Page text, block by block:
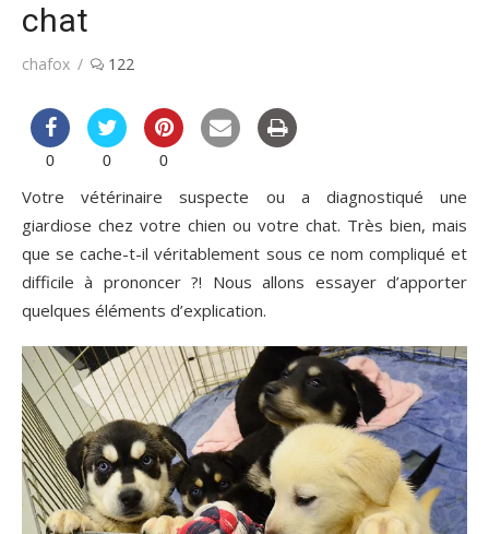
chat
Author
chafox 122
0 0 0
Votre vétérinaire suspecte ou a diagnostiqué une
giardiose chez votre chien ou votre chat. Très bien, mais
que se cache-t-il véritablement sous ce nom compliqué et
difficile à prononcer ?! Nous allons essayer d’apporter
quelques éléments d’explication.